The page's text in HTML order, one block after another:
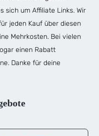
sich um Affiliate Links. Wir
jeden Kauf über diesen
Mehrkosten. Bei vielen
einen Rabatt
Danke für deine